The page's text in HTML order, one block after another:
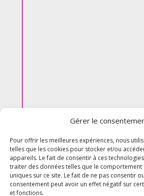
Gérer le
Pour offrir les meilleures expériences, nous
telles que les cookies pour stocker et/ou
appareils. Le fait de consentir à ces
traiter des données telles que le comportement
uniques sur ce site. Le fait de ne pas consentir
consentement peut avoir un effet négatif sur
et fonctions.